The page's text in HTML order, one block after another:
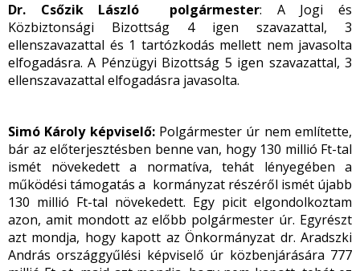
Dr. Csőzik László polgármester: A Jogi és
Közbiztonsági Bizottság 4 igen szavazattal, 3
ellenszavazattal és 1 tartózkodás mellett nem javasolta
elfogadásra. A Pénzügyi Bizottság 5 igen szavazattal, 3
ellenszavazattal elfogadásra javasolta.
Simó Károly képviselő: Polgármester úr nem említette,
bár az előterjesztésben benne van, hogy 130 millió Ft-tal
ismét növekedett a normatíva, tehát lényegében a
működési támogatás a kormányzat részéről ismét újabb
130 millió Ft-tal növekedett. Egy picit elgondolkoztam
azon, amit mondott az előbb polgármester úr. Egyrészt
azt mondja, hogy kapott az Önkormányzat dr. Aradszki
András országgyűlési képviselő úr közbenjárására 777